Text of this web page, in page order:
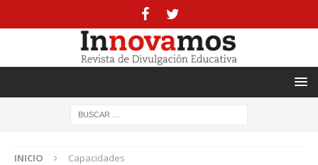
INICIO Capacidades